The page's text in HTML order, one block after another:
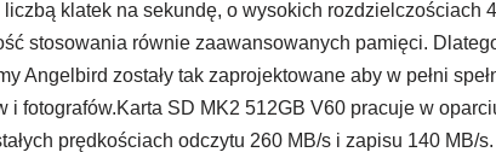
liczbą klatek na sekundę, o wysokich rozdzielczościach
stosowania równie zaawansowanych pamięci.
Angelbird zostały tak zaprojektowane aby w pełni
i fotografów.Karta SD MK2 512GB V60 pracuje w
prędkościach odczytu 260 MB/s i zapisu 140 MB/